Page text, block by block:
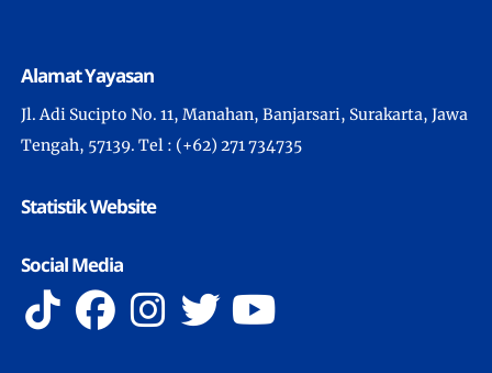
Alamat Yayasan
Jl. Adi Sucipto No. 11, Manahan, Banjarsari, Surakarta, Jawa
Tengah, 57139. Tel : (+62) 271 734735
Statistik Website
Social Media